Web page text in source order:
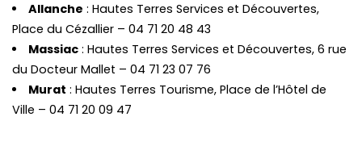
Allanche : Hautes Terres Services et Découvertes,
Place du Cézallier – 04 71 20 48 43
Massiac : Hautes Terres Services et Découvertes, 6 rue
du Docteur Mallet – 04 71 23 07 76
Murat : Hautes Terres Tourisme, Place de l’Hôtel de
Ville – 04 71 20 09 47